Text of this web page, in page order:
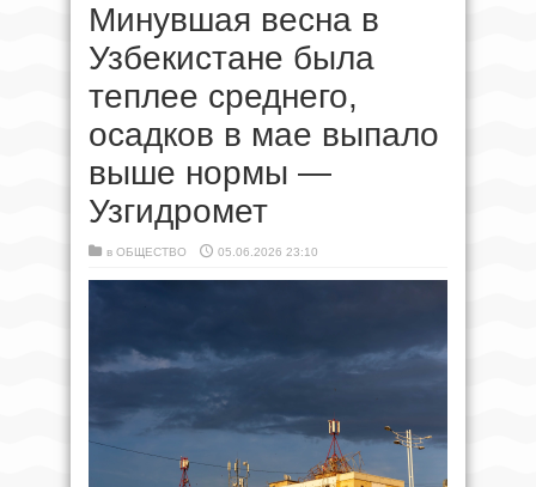
Минувшая весна в
Узбекистане была
теплее среднего,
осадков в мае выпало
выше нормы —
Узгидромет
в ОБЩЕСТВО 05.06.2026 23:10